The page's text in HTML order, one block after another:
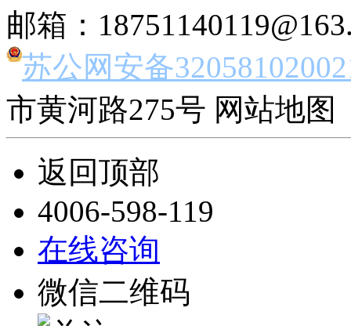
邮箱：
苏公网安备
市黄河路275号 网站地图
返回顶部
4006-598-119
在线咨询
微信二维码